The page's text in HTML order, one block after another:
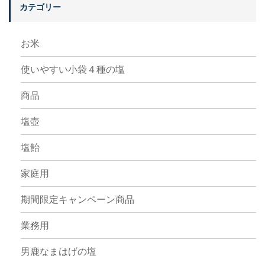
カテゴリー
お米
使いやすい小袋４種の塩
商品
塩壺
塩飴
家庭用
期間限定キャンペーン商品
業務用
男鹿なまはげの塩